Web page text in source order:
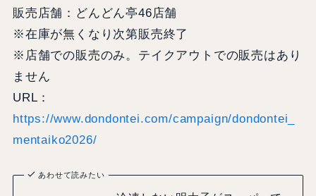
販売店舗：どんどん亭46店舗
※在庫が無くなり次第販売終了
※店舗での販売のみ。テイクアウトでの販売はあり
ません
URL：
https://www.dondontei.com/campaign/dondontei_
mentaiko2026/
あわせて読みたい